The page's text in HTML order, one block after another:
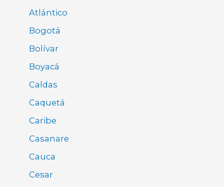
Atlántico
Bogotá
Bolívar
Boyacá
Caldas
Caquetá
Caribe
Casanare
Cauca
Cesar